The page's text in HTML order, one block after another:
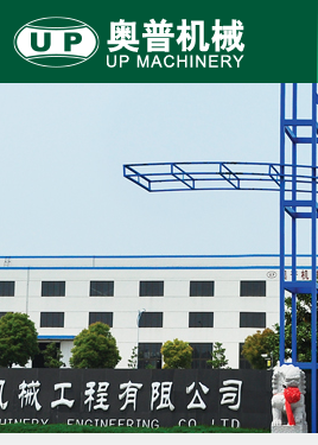
圆弧轨道式装船机的结构功能及